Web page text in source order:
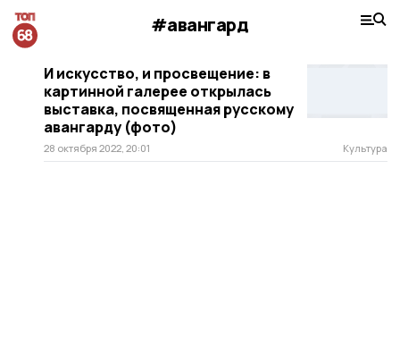
#авангард
И искусство, и просвещение: в
картинной галерее открылась
выставка, посвященная русскому
авангарду (фото)
28 октября 2022, 20:01 Культура